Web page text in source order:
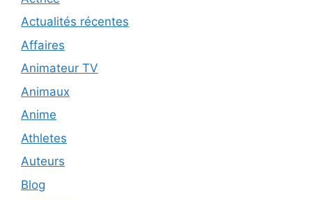
Actualités récentes
Affaires
Animateur TV
Animaux
Anime
Athletes
Auteurs
Blog